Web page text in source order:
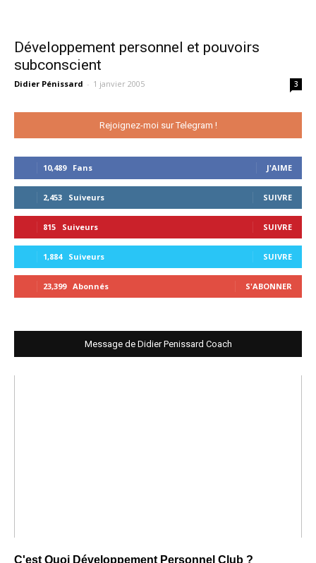
Développement personnel et pouvoirs
subconscient
Didier Pénissard - 1 janvier 2005 3
Rejoignez-moi sur Telegram !
10,489 Fans J'AIME
2,453 Suiveurs SUIVRE
815 Suiveurs SUIVRE
1,884 Suiveurs SUIVRE
23,399 Abonnés S'ABONNER
Message de Didier Penissard Coach
C'est Quoi Développement Personnel Club ?